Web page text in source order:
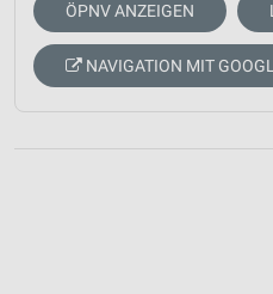
ÖPNV ANZEIGEN
NAVIGATION MIT